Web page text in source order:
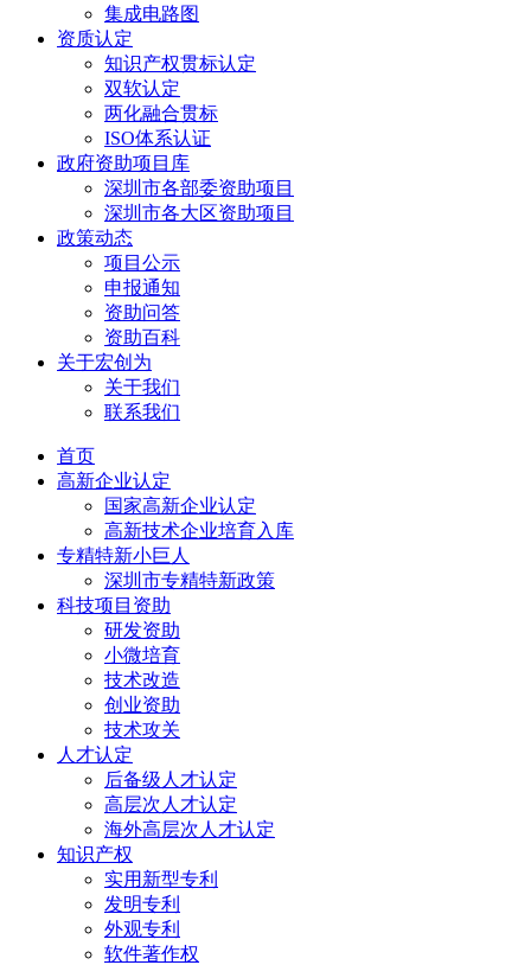
集成电路图
资质认定
知识产权贯标认定
双软认定
两化融合贯标
ISO体系认证
政府资助项目库
深圳市各部委资助项目
深圳市各大区资助项目
政策动态
项目公示
申报通知
资助问答
资助百科
关于宏创为
关于我们
联系我们
首页
高新企业认定
国家高新企业认定
高新技术企业培育入库
专精特新小巨人
深圳市专精特新政策
科技项目资助
研发资助
小微培育
技术改造
创业资助
技术攻关
人才认定
后备级人才认定
高层次人才认定
海外高层次人才认定
知识产权
实用新型专利
发明专利
外观专利
软件著作权